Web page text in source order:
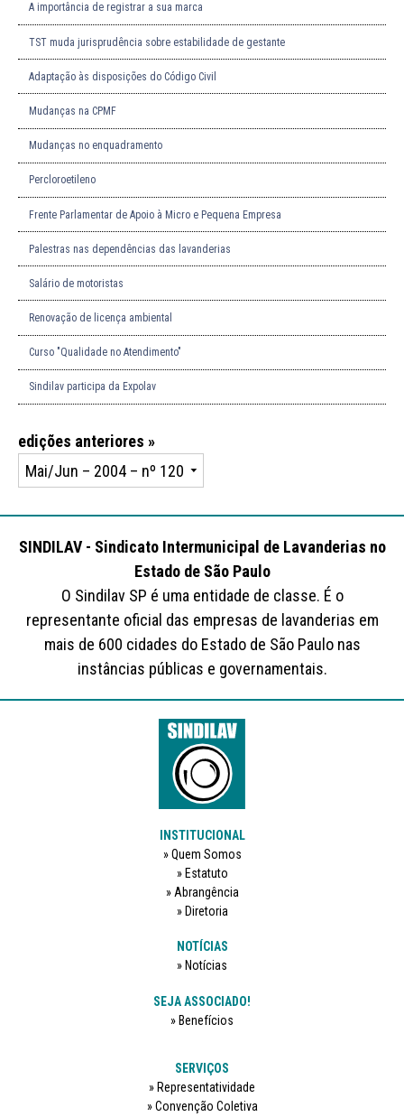
A importância de registrar a sua marca
TST muda jurisprudência sobre estabilidade de gestante
Adaptação às disposições do Código Civil
Mudanças na CPMF
Mudanças no enquadramento
Percloroetileno
Frente Parlamentar de Apoio à Micro e Pequena Empresa
Palestras nas dependências das lavanderias
Salário de motoristas
Renovação de licença ambiental
Curso "Qualidade no Atendimento"
Sindilav participa da Expolav
edições anteriores »
SINDILAV - Sindicato Intermunicipal de Lavanderias no
Estado de São Paulo
O Sindilav SP é uma entidade de classe. É o
representante oficial das empresas de lavanderias em
mais de 600 cidades do Estado de São Paulo nas
instâncias públicas e governamentais.
INSTITUCIONAL
Quem Somos
Estatuto
Abrangência
Diretoria
NOTÍCIAS
Notícias
SEJA ASSOCIADO!
Benefícios
SERVIÇOS
Representatividade
Convenção Coletiva